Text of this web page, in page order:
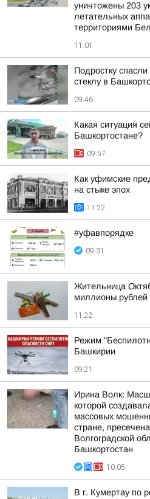
уничтожены 203
летательных
территориями
11:01
Подростку
стеклу в
09:46
Какая ситуация
Башкортостане?
09:57
Как уфимские
на стыке эпох
11:22
#уфавпорядке
09:31
Жительница
миллионы
11:22
Режим
Башкирии
09:21
Ирина Волк:
которой
массовых
стране,
Волгоградской
Башкортостан
10:05
В г. Кумертау по